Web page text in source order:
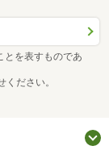
とを表すものであ
ださい。